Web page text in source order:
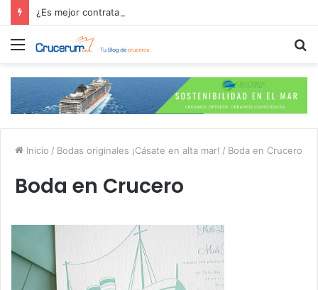
Menú
Inicio / Bodas originales ¡Cásate en alta mar! / Boda en Crucero
Boda en Crucero